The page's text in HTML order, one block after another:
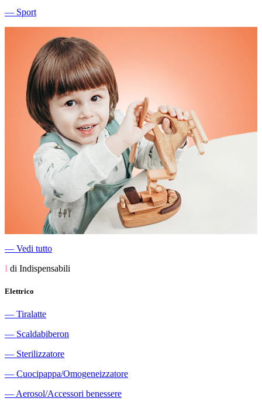
― Sport
― Vedi tutto
I di Indispensabili
Elettrico
― Tiralatte
― Scaldabiberon
― Sterilizzatore
― Cuocipappa/Omogeneizzatore
― Aerosol/Accessori benessere